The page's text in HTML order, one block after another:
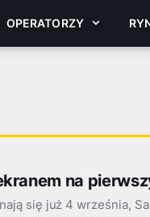
OPERATORZY
na
się już 4 września,